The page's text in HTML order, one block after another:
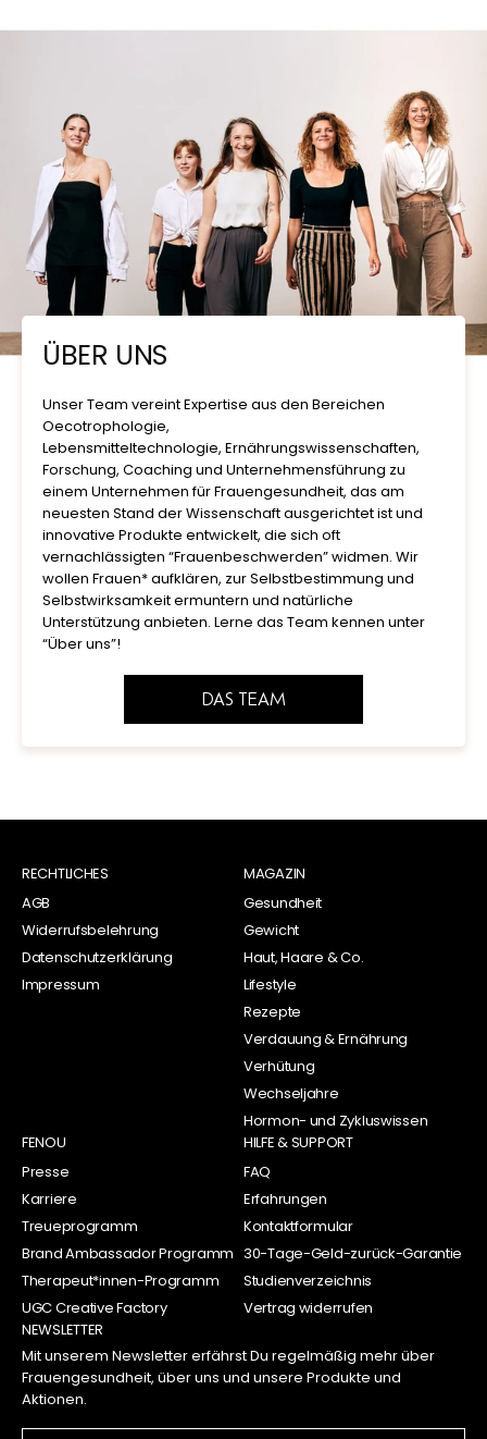
ÜBER UNS
Unser Team vereint Expertise aus den Bereichen
Oecotrophologie,
Lebensmitteltechnologie, Ernährungswissenschaften,
Forschung, Coaching und Unternehmensführung zu
einem Unternehmen für Frauengesundheit, das am
neuesten Stand der Wissenschaft ausgerichtet ist und
innovative Produkte entwickelt, die sich oft
vernachlässigten “Frauenbeschwerden” widmen. Wir
wollen Frauen* aufklären, zur Selbstbestimmung und
Selbstwirksamkeit ermuntern und natürliche
Unterstützung anbieten. Lerne das Team kennen unter
“Über uns”!
DAS TEAM
RECHTLICHES
AGB
Widerrufsbelehrung
Datenschutzerklärung
Impressum
MAGAZIN
Gesundheit
Gewicht
Haut, Haare & Co.
Lifestyle
Rezepte
Verdauung & Ernährung
Verhütung
Wechseljahre
Hormon- und Zykluswissen
FENOU
Presse
Karriere
Treueprogramm
Brand Ambassador Programm
Therapeut*innen-Programm
UGC Creative Factory
HILFE & SUPPORT
FAQ
Erfahrungen
Kontaktformular
30-Tage-Geld-zurück-Garantie
Studienverzeichnis
Vertrag widerrufen
NEWSLETTER
Mit unserem Newsletter erfährst Du regelmäßig mehr über
Frauengesundheit, über uns und unsere Produkte und
Aktionen.